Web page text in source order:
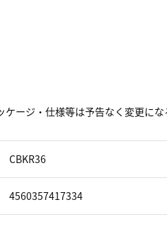
ージ・仕様等は予告なく変更にな
CBKR36
4560357417334